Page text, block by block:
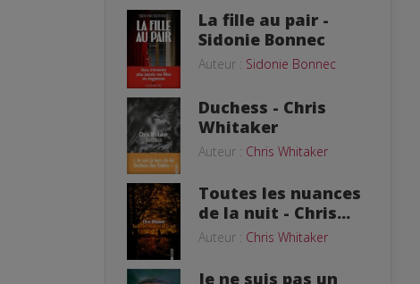
La fille au pair -
Sidonie Bonnec
Auteur : Sidonie Bonnec
Duchess - Chris
Whitaker
Auteur : Chris Whitaker
Toutes les nuances
de la nuit - Chris...
Auteur : Chris Whitaker
Je ne suis pas un